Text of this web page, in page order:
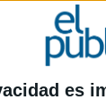
es